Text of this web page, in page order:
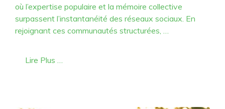
où l’expertise populaire et la mémoire collective
surpassent l’instantanéité des réseaux sociaux. En
rejoignant ces communautés structurées, …
Lire Plus …